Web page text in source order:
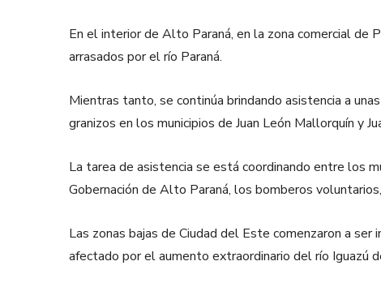
En el interior de Alto Paraná, en la zona comercial de
arrasados por el río Paraná.
Mientras tanto, se continúa brindando asistencia a
granizos en los municipios de Juan León Mallorquín y
La tarea de asistencia se está coordinando entre los
Gobernación de Alto Paraná, los bomberos
Las zonas bajas de Ciudad del Este comenzaron a
afectado por el aumento extraordinario del río Iguazú